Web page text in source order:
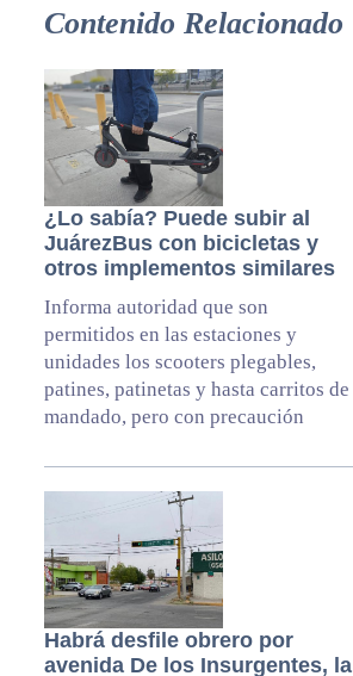
Contenido Relacionado
¿Lo sabía? Puede subir al
JuárezBus con bicicletas y
otros implementos similares
Informa autoridad que son
permitidos en las estaciones y
unidades los scooters plegables,
patines, patinetas y hasta carritos de
mandado, pero con precaución
Habrá desfile obrero por
avenida De los Insurgentes, la